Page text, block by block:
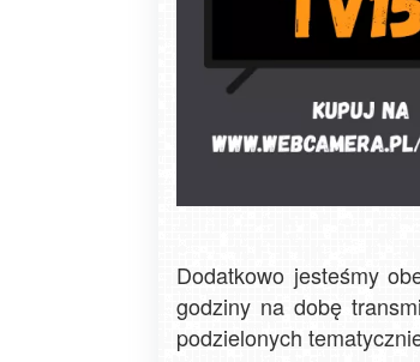
Dodatkowo jesteśmy
godziny na dobę
podzielonych
Zakopane - widok na